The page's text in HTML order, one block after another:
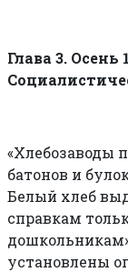
Глава 3. Осень
«Хлебозаводы
батонов и
Белый хлеб
справкам
установлены